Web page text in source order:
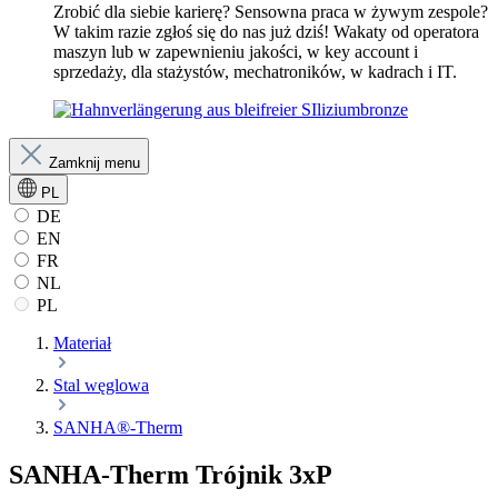
Zrobić dla siebie karierę? Sensowna praca w żywym zespole?
W takim razie zgłoś się do nas już dziś! Wakaty od operatora
maszyn lub w zapewnieniu jakości, w key account i
sprzedaży, dla stażystów, mechatroników, w kadrach i IT.
Zamknij menu
PL
DE
EN
FR
NL
PL
Materiał
Stal węglowa
SANHA®-Therm
SANHA-Therm Trójnik 3xP